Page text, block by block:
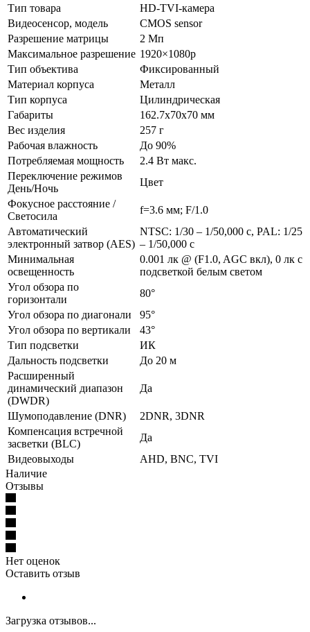
Тип товара
HD-TVI-камера
Видеосенсор, модель
CMOS sensor
Разрешение матрицы
2 Мп
Максимальное разрешение 1920×1080p
Тип объектива
Фиксированный
Материал корпуса
Металл
Тип корпуса
Цилиндрическая
Габариты
162.7x70x70 мм
Вес изделия
257 г
Рабочая влажность
До 90%
Потребляемая мощность
2.4 Вт макс.
Переключение режимов
День/Ночь
Цвет
Фокусное расстояние /
Светосила
f=3.6 мм; F/1.0
Автоматический
электронный затвор (AES)
NTSC: 1/30 – 1/50,000 с, PAL: 1/25
– 1/50,000 с
Минимальная
освещенность
0.001 лк @ (F1.0, AGC вкл), 0 лк с
подсветкой белым светом
Угол обзора по
горизонтали
80°
Угол обзора по диагонали
95°
Угол обзора по вертикали
43°
Тип подсветки
ИК
Дальность подсветки
До 20 м
Расширенный
динамический диапазон
(DWDR)
Да
Шумоподавление (DNR)
2DNR, 3DNR
Компенсация встречной
засветки (BLC)
Да
Видеовыходы
AHD, BNC, TVI
Наличие
Отзывы
Нет оценок
Оставить отзыв
Загрузка отзывов...